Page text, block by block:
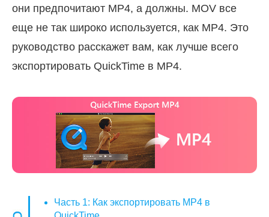
они предпочитают MP4, а должны. MOV все
еще не так широко используется, как MP4. Это
руководство расскажет вам, как лучше всего
экспортировать QuickTime в MP4.
Часть 1: Как экспортировать MP4 в